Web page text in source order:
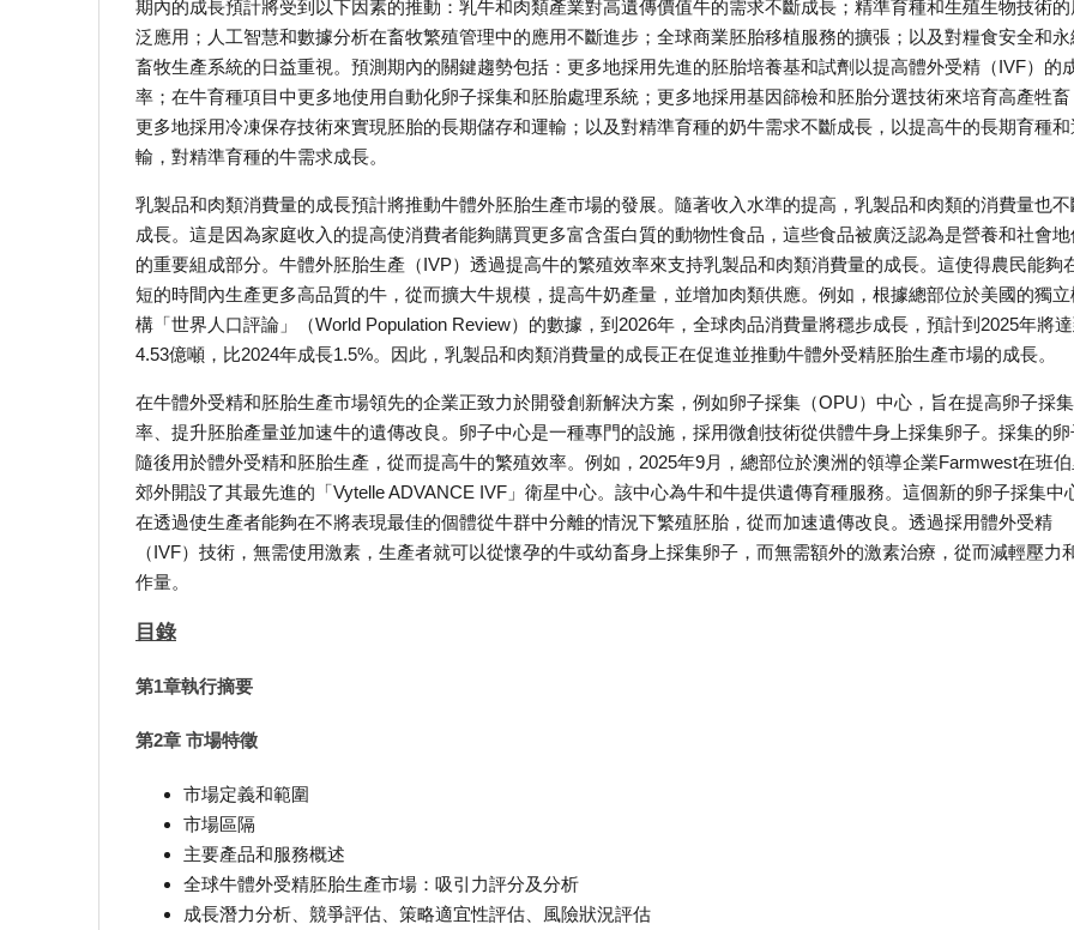
期內的成長預計將受到以下因素的推動：乳牛和肉類產業對高遺傳價值牛的需求不斷成長；精準育種和生殖生物技術的
泛應用；人工智慧和數據分析在畜牧繁殖管理中的應用不斷進步；全球商業胚胎移植服務的擴張；以及對糧食安全和永
畜牧生產系統的日益重視。預測期內的關鍵趨勢包括：更多地採用先進的胚胎培養基和試劑以提高體外受精（IVF）的
率；在牛育種項目中更多地使用自動化卵子採集和胚胎處理系統；更多地採用基因篩檢和胚胎分選技術來培育高產牲畜
更多地採用冷凍保存技術來實現胚胎的長期儲存和運輸；以及對精準育種的奶牛需求不斷成長，以提高牛的長期育種和
輸，對精準育種的牛需求成長。
乳製品和肉類消費量的成長預計將推動牛體外胚胎生產市場的發展。隨著收入水準的提高，乳製品和肉類的消費量也不
成長。這是因為家庭收入的提高使消費者能夠購買更多富含蛋白質的動物性食品，這些食品被廣泛認為是營養和社會地
的重要組成部分。牛體外胚胎生產（IVP）透過提高牛的繁殖效率來支持乳製品和肉類消費量的成長。這使得農民能夠
短的時間內生產更多高品質的牛，從而擴大牛規模，提高牛奶產量，並增加肉類供應。例如，根據總部位於美國的獨立
構「世界人口評論」（World Population Review）的數據，到2026年，全球肉品消費量將穩步成長，預計到2025年將
4.53億噸，比2024年成長1.5%。因此，乳製品和肉類消費量的成長正在促進並推動牛體外受精胚胎生產市場的成長。
在牛體外受精和胚胎生產市場領先的企業正致力於開發創新解決方案，例如卵子採集（OPU）中心，旨在提高卵子採
率、提升胚胎產量並加速牛的遺傳改良。卵子中心是一種專門的設施，採用微創技術從供體牛身上採集卵子。採集的卵
隨後用於體外受精和胚胎生產，從而提高牛的繁殖效率。例如，2025年9月，總部位於澳洲的領導企業Farmwest在班
郊外開設了其最先進的「Vytelle ADVANCE IVF」衛星中心。該中心為牛和牛提供遺傳育種服務。這個新的卵子採集中
在透過使生產者能夠在不將表現最佳的個體從牛群中分離的情況下繁殖胚胎，從而加速遺傳改良。透過採用體外受精
（IVF）技術，無需使用激素，生產者就可以從懷孕的牛或幼畜身上採集卵子，而無需額外的激素治療，從而減輕壓力
作量。
目錄
第1章執行摘要
第2章 市場特徵
市場定義和範圍
市場區隔
主要產品和服務概述
全球牛體外受精胚胎生產市場：吸引力評分及分析
成長潛力分析、競爭評估、策略適宜性評估、風險狀況評估